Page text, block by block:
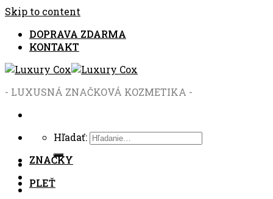
Skip to content
DOPRAVA ZDARMA
KONTAKT
- LUXUSNÁ ZNAČKOVÁ KOZMETIKA -
Hľadať:
ZNAČKY
PLEŤ